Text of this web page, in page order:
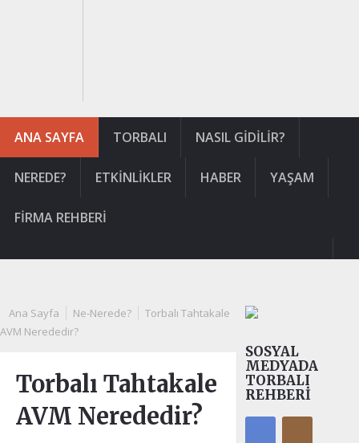
ANA SAYFA TORBALI NASIL GIDILIR?
NEREDE? ETKINLIKLER HABER YAŞAM
FIRMA REHBERI
Ana Sayfa Ne-Nerede?
Torbalı Tahtakale
AVM Nerededir?
Torbalı Tahtakale
AVM Nerededir?
SOSYAL
MEDYADA
TORBALI
REHBERI